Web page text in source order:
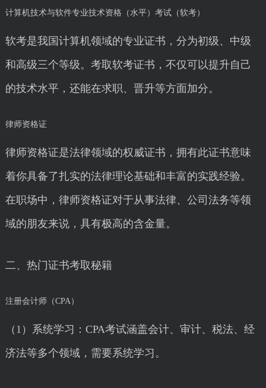
计算机技术与软件专业技术资格（水平）考试（软考）
软考是我国计算机领域的专业证书，分为初级、中级
和高级三个等级。考取软考证书，不仅可以提升自己
的技术水平，还能在求职、晋升等方面加分。
律师资格证
律师资格证是法律领域的权威证书，拥有此证书意味
着你具备了扎实的法律理论基础和丰富的实践经验。
在职场中，律师资格证对于从事法律、公司法务等领
域的朋友来说，具有极高的含金量。
二、热门证书考取秘籍
注册会计师（CPA）
（1）系统学习：CPA考试涵盖会计、审计、税法、经
济法等多个领域，需要系统学习。